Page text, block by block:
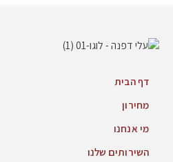
דף הבית
מחירון
מי אנחנו
השירותים שלנו